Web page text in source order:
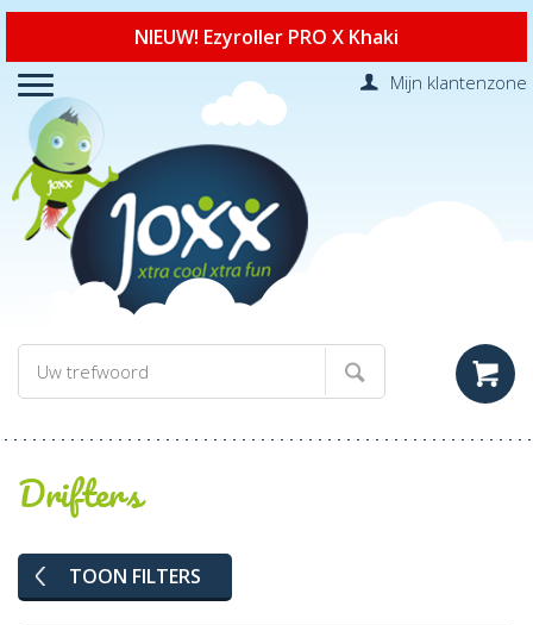
NIEUW! Ezyroller PRO X Khaki
Mijn klantenzone
Drifters
TOON FILTERS